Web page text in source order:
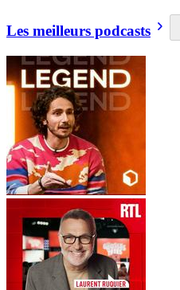
Les meilleurs podcasts